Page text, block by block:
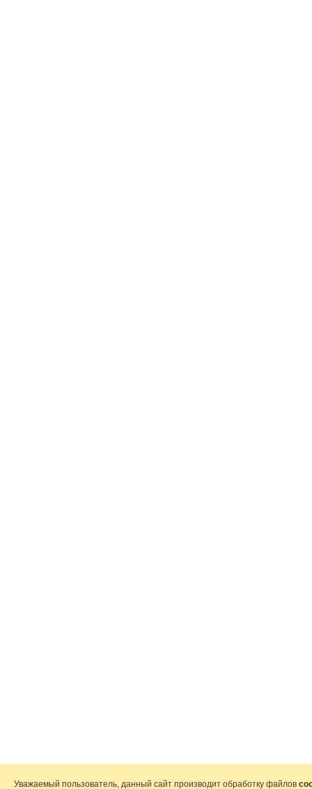
Уважаемый пользователь, данный сайт производит обработку файлов